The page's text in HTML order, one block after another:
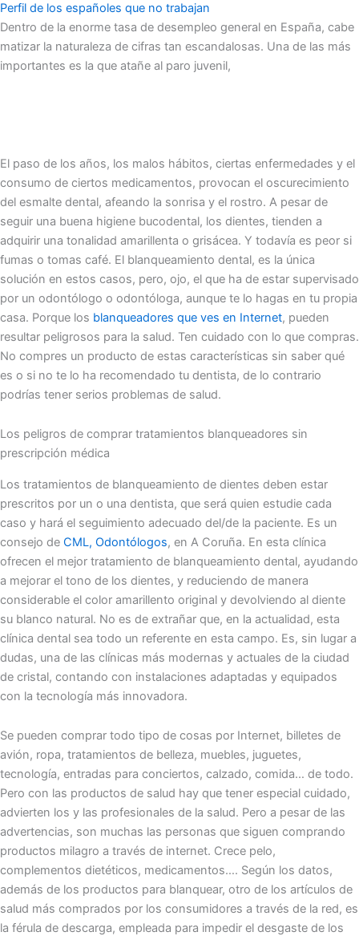
Perfil de los españoles que no trabajan
Dentro de la enorme tasa de desempleo general en España, cabe
matizar la naturaleza de cifras tan escandalosas. Una de las más
importantes es la que atañe al paro juvenil,
El paso de los años, los malos hábitos, ciertas enfermedades y el
consumo de ciertos medicamentos, provocan el oscurecimiento
del esmalte dental, afeando la sonrisa y el rostro. A pesar de
seguir una buena higiene bucodental, los dientes, tienden a
adquirir una tonalidad amarillenta o grisácea. Y todavía es peor si
fumas o tomas café. El blanqueamiento dental, es la única
solución en estos casos, pero, ojo, el que ha de estar supervisado
por un odontólogo o odontóloga, aunque te lo hagas en tu propia
casa. Porque los blanqueadores que ves en Internet, pueden
resultar peligrosos para la salud. Ten cuidado con lo que compras.
No compres un producto de estas características sin saber qué
es o si no te lo ha recomendado tu dentista, de lo contrario
podrías tener serios problemas de salud.
Los peligros de comprar tratamientos blanqueadores sin
prescripción médica
Los tratamientos de blanqueamiento de dientes deben estar
prescritos por un o una dentista, que será quien estudie cada
caso y hará el seguimiento adecuado del/de la paciente. Es un
consejo de CML, Odontólogos, en A Coruña. En esta clínica
ofrecen el mejor tratamiento de blanqueamiento dental, ayudando
a mejorar el tono de los dientes, y reduciendo de manera
considerable el color amarillento original y devolviendo al diente
su blanco natural. No es de extrañar que, en la actualidad, esta
clínica dental sea todo un referente en esta campo. Es, sin lugar a
dudas, una de las clínicas más modernas y actuales de la ciudad
de cristal, contando con instalaciones adaptadas y equipados
con la tecnología más innovadora.
Se pueden comprar todo tipo de cosas por Internet, billetes de
avión, ropa, tratamientos de belleza, muebles, juguetes,
tecnología, entradas para conciertos, calzado, comida… de todo.
Pero con las productos de salud hay que tener especial cuidado,
advierten los y las profesionales de la salud. Pero a pesar de las
advertencias, son muchas las personas que siguen comprando
productos milagro a través de internet. Crece pelo,
complementos dietéticos, medicamentos…. Según los datos,
además de los productos para blanquear, otro de los artículos de
salud más comprados por los consumidores a través de la red, es
la férula de descarga, empleada para impedir el desgaste de los